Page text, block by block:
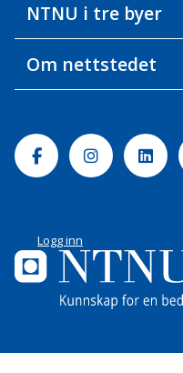
NTNU i tre byer
Om nettstedet
FacebookInstagram
Logg inn